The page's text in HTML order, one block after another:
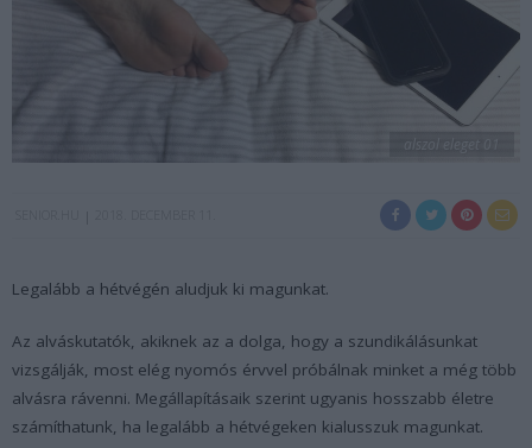
alszol eleget 01
Legalább a hétvégén aludjuk ki magunkat.
Az alváskutatók, akiknek az a dolga, hogy a szundikálásunkat
vizsgálják, most elég nyomós érvvel próbálnak minket a még több
alvásra rávenni. Megállapításaik szerint ugyanis hosszabb életre
számíthatunk, ha legalább a hétvégeken kialusszuk magunkat.